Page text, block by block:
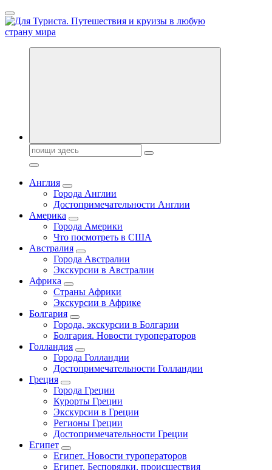
Перейти
к
содержанию
Новости туризма, куда поехать на отдых, где провести отпуск.
Поиск:
Англия
Города Англии
Достопримечательности Англии
Америка
Города Америки
Что посмотреть в США
Австралия
Города Австралии
Экскурсии в Австралии
Африка
Страны Африки
Экскурсии в Африке
Болгария
Города, экскурсии в Болгарии
Болгария. Новости туроператоров
Голландия
Города Голландии
Достопримечательности Голландии
Греция
Города Греции
Курорты Греции
Экскурсии в Греции
Регионы Греции
Достопримечательности Греции
Египет
Египет. Новости туроператоров
Египет. Беспорядки, происшествия